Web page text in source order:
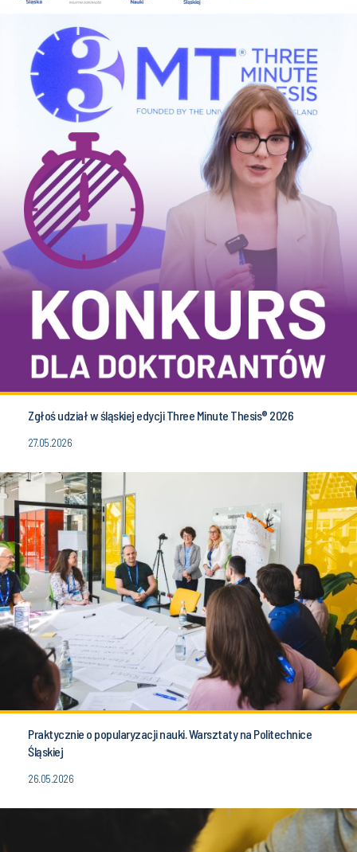
Zgłoś udział w śląskiej edycji Three Minute Thesis® 2026
27.05.2026
Praktycznie o popularyzacji nauki. Warsztaty na Politechnice
Śląskiej
26.05.2026